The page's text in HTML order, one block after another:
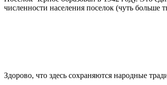
численности населения поселок (чуть
Здорово, что здесь сохраняются народные